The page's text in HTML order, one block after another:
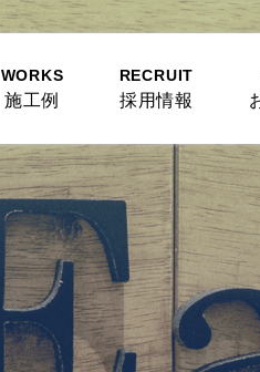
WORKS
施工例
RECRUIT
採用情報